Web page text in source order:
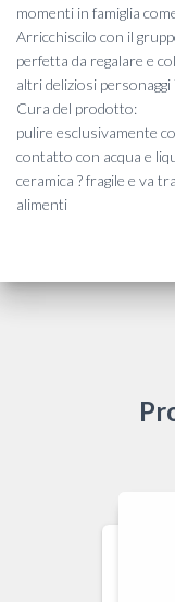
momenti in famiglia
Arricchiscilo con il
perfetta da regalare e
altri deliziosi
Cura del prodotto:
pulire esclusivamente
contatto con acqua e
ceramica ? fragile e va
alimenti